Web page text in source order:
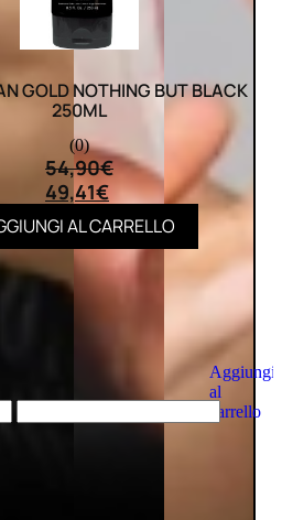
Aggiungi
al
carrello
GOLD NOTHING BUT BLACK
250ML
(0)
54,90€
49,41€
AL CARRELLO